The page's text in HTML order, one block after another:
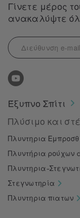
Γίνετε μέρος
ανακαλύψτε
Έξυπνο Σπίτι
Πλύσιμο και
Πλυντηρια
Πλυντήρια ρούχων
Πλυντηρια-
Στεγνωτηρία
Πλυντηρια πιατων